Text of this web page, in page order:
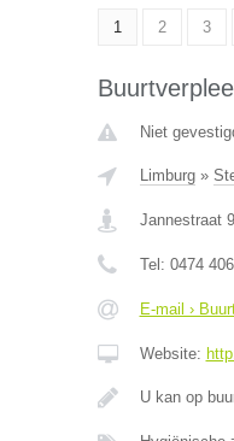
1 2 3
Niet
Limburg»
Jannestraat
Tel: 0474
E-mail ›
Website:
U kan op